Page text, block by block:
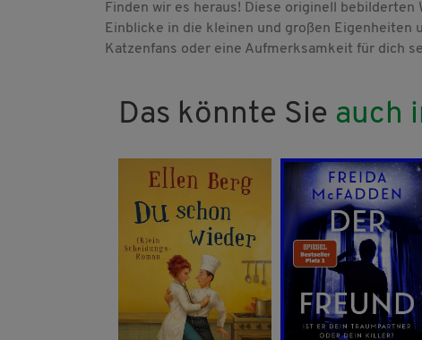
Finden wir es heraus! Diese originell
Einblicke in die kleinen und großen Eigenheiten
Katzenfans oder eine Aufmerksamkeit für dich
Das könnte Sie auch